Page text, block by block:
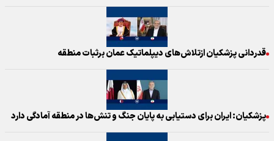
قدردانی پزشکیان ازتلاش‌های دیپلماتیک عمان برثبات منطقه
پزشکیان: ایران برای دستیابی به پایان جنگ و تنش‌ها در منطقه آمادگی دارد